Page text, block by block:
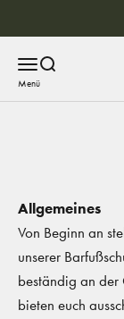
MenüSuche
Allgemeines
Von Beginn an
unserer
beständig an der
bieten euch